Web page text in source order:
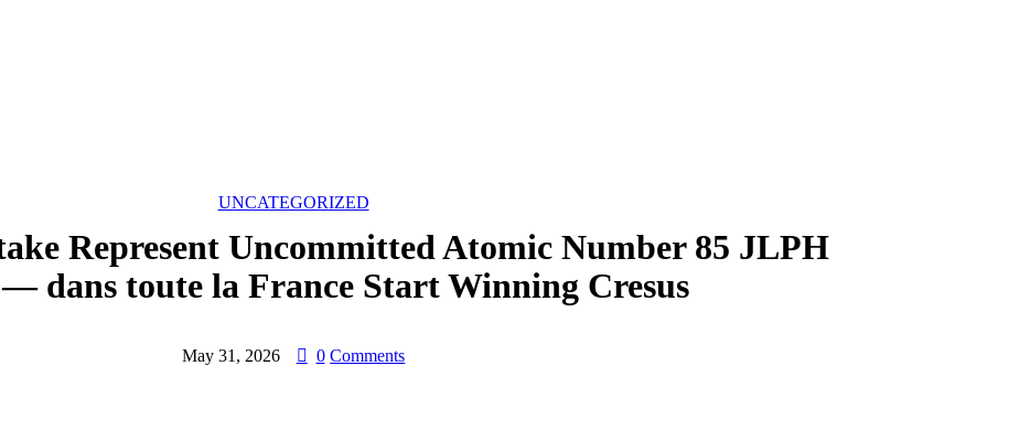
UNCATEGORIZED
Represent Uncommitted Atomic Number 85 JLPH
dans toute la France Start Winning Cresus
May 31, 2026 0 Comments